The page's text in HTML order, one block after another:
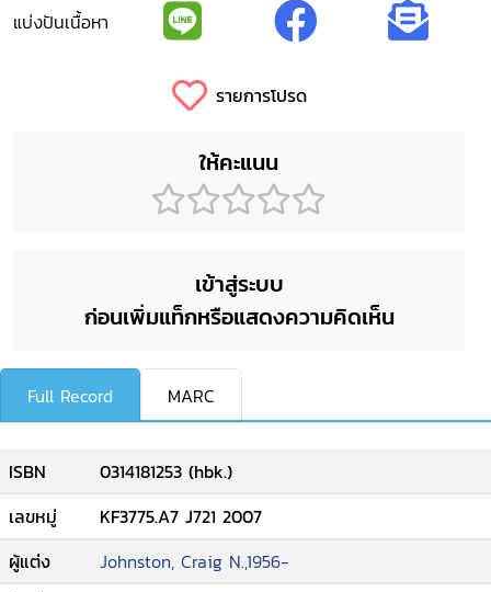
แบ่งปันเนื้อหา
รายการโปรด
ให้คะแนน
เข้าสู่ระบบ
ก่อนเพิ่มแท็กหรือแสดงความคิดเห็น
Full Record MARC
ISBN
0314181253 (hbk.)
เลขหมู่
KF3775.A7 J721 2007
ผู้แต่ง
Johnston, Craig N.,1956-